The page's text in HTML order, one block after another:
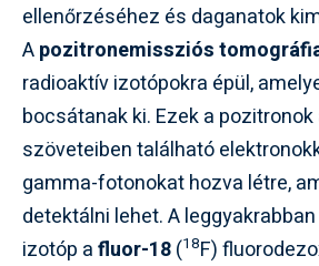
ellenőrzéséhez és daganatok
Apozitronemissziós
radioaktív izotópokra épül,
bocsátanak ki. Ezek a
szöveteiben található
gamma-fotonokat hozva létre,
detektálni lehet. A
izotóp afluor-18(18F)